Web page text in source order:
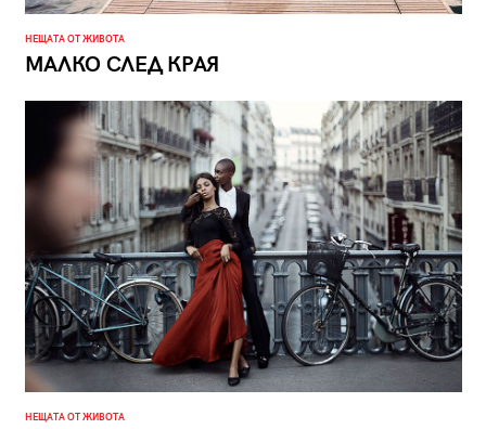
НЕЩАТА ОТ ЖИВОТА
МАЛКО СЛЕД КРАЯ
НЕЩАТА ОТ ЖИВОТА